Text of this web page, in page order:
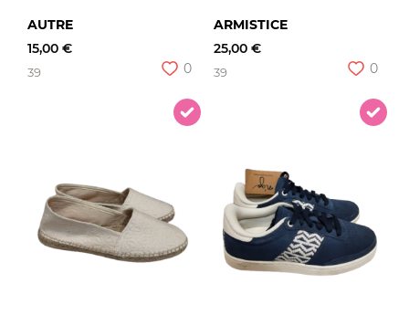
AUTRE
15,00 €
39 0
ARMISTICE
25,00 €
39 0